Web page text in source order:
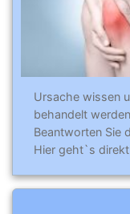
Ursache wissen
behandelt
Beantworten Sie
Hier geht`s